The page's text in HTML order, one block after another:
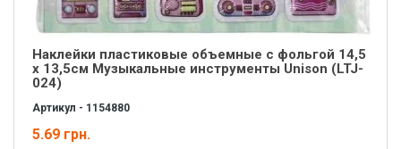
Наклейки пластиковые объемные с фольгой 14,5
х 13,5см Музыкальные инструменты Unison (LTJ-
024)
Артикул - 1154880
5.69 грн.